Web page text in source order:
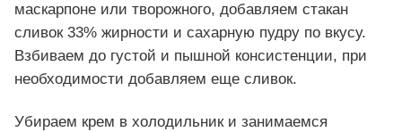
маскарпоне или творожного, добавляем стакан
сливок 33% жирности и сахарную пудру по вкусу.
Взбиваем до густой и пышной консистенции, при
необходимости добавляем еще сливок.
Убираем крем в холодильник и занимаемся